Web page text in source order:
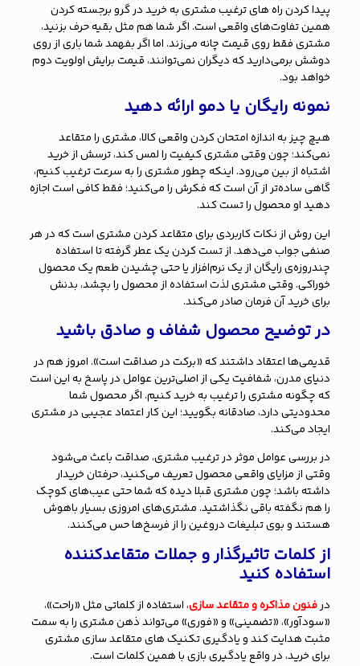
پیدا کردن راه های ترغیب مشتری به خرید در گرو برجسته کردن
همین تفاوت‌های واقعی است. اگر شما هم مثل بقیه حرف بزنید،
مشتری فقط روی قیمت چانه می‌زند. اما اگر بفهمد شما باری از روی
دوشش برمی‌دارید که دیگران نمی‌توانند، قیمت برایش اولویت دوم
خواهد بود.
نمونه رایگان یا دمو ارائه دهید
هیچ چیز به اندازه امتحان کردن واقعی کالا، مشتری را متقاعد
نمی‌کند؛ چون وقتی مشتری کیفیت را لمس کند، ترسش از خرید
اشتباه از بین می‌رود. اینکه چطور مشتری را به سرعت ترغیب کنیم،
گاهی ساده‌تر از آن است که فکرش را می‌کنید؛ فقط کافی است اجازه
دهید او محصول را تست کند.
این روش از نکات کاربردی برای متقاعد کردن مشتری است که در هر
صنفی جواب می‌دهد. از تست کردن یک عطر گرفته تا استفاده
چندروزه‌ی رایگان از یک نرم‌افزار یا حتی چشیدن طعم یک محصول
خوراکی. وقتی مشتری لذت استفاده از محصول را بچشد، بدنش
برای خرید آن فرمان صادر می‌کند.
در توضیح محصول شفاف و صادق باشید
قدیمی‌ها اعتقاد داشتند که «برکت در صداقت است». امروز هم در
دنیای مدرن، شفافیت یکی از اصلی‌ترین عوامل در پاسخ به این است
که چگونه مشتری را ترغیب به خرید کنیم. اگر محصول شما
محدودیتی دارد، صادقانه بگویید؛ این کار اعتماد عجیبی در مشتری
ایجاد می‌کند.
در بررسی عوامل موثر در ترغیب مشتری، صداقت باعث می‌شود
وقتی از مزایای واقعی محصول تعریف می‌کنید، حرفتان خریدار
داشته باشد؛ چون مشتری قبلا دیده که شما حتی عیب‌های کوچک
را هم نگفته باقی نگذاشتید. مشتری‌های امروزی بسیار باهوش
هستند و بوی تبلیغات دروغین را از فرسخ‌ها حس می‌کنند.
از کلمات تاثیرگذار و جملات متقاعدکننده
استفاده کنید
درفنون مذاکره و متقاعد سازی، استفاده از کلماتی مثل «راحت»،
«سودآور»، «تضمینی» و «فوری» می‌تواند ذهن مشتری را به سمت
مثبت هدایت کند و یادگیری تکنیک های متقاعد سازی مشتری
برای خرید، در واقع یادگیری بازی با همین کلمات است.